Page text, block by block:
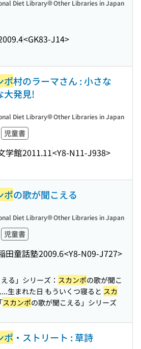
<GK83-J14>
Diet Library Other Libraries in Japan
ポ村のラーマさん : 小さな
大発見!
児童書
学館2011.11<Y8-N11-J938>
Diet Library Other Libraries in Japan
ポの歌が聞こえる
児童書
田童話塾2009.6<Y8-N09-J727>
Diet Library Other Libraries in Japan
る」シリーズ： スカンポの歌が聞こ
...生まれた日 もういくつ寝ると スカ
スカンポの歌が聞こえる」シリーズ
ポ ・ストリート : 草詩